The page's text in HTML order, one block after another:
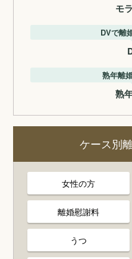
モ
DVで離
熟年離
熟
ケース別
女性の方
離婚慰謝料
うつ